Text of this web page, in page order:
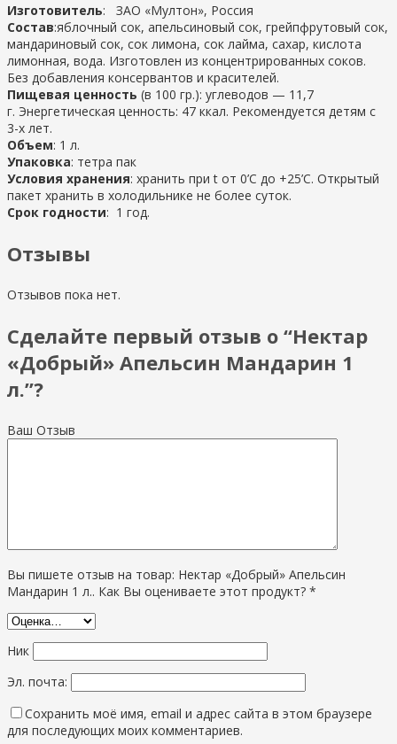
Изготовитель: ЗАО «Мултон», Россия
Состав:яблочный сок, апельсиновый сок, грейпфрутовый сок,
мандариновый сок, сок лимона, сок лайма, сахар, кислота
лимонная, вода. Изготовлен из концентрированных соков.
Без добавления консервантов и красителей.
Пищевая ценность (в 100 гр.): углеводов — 11,7
г. Энергетическая ценность: 47 ккал. Рекомендуется детям с
3-х лет.
Объем: 1 л.
Упаковка: тетра пак
Условия хранения: хранить при t от 0’C до +25’C. Открытый
пакет хранить в холодильнике не более суток.
Срок годности: 1 год.
Отзывы
Отзывов пока нет.
Сделайте первый отзыв о “Нектар
«Добрый» Апельсин Мандарин 1
л.”?
Ваш Отзыв
Вы пишете отзыв на товар: Нектар «Добрый» Апельсин
Мандарин 1 л.. Как Вы оцениваете этот продукт? *
Ник
Эл. почта:
Сохранить моё имя, email и адрес сайта в этом браузере
для последующих моих комментариев.